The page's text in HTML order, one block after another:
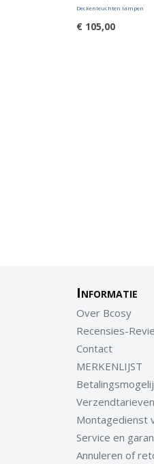
Deckenleuchten lampen
€ 105,00
Informatie
Over Bcosy
Recensies-
Contact
MERKENLIJST
Verzendtarieven
Montagedienst
Service en
Annuleren of